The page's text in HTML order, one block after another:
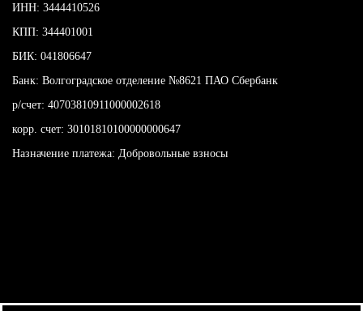
ИНН: 3444410526
КПП: 344401001
БИК: 041806647
Банк: Волгоградское отделение №8621 ПАО Сбербанк
р/счет: 40703810911000002618
корр. счет: 30101810100000000647
Назначение платежа: Добровольные взносы